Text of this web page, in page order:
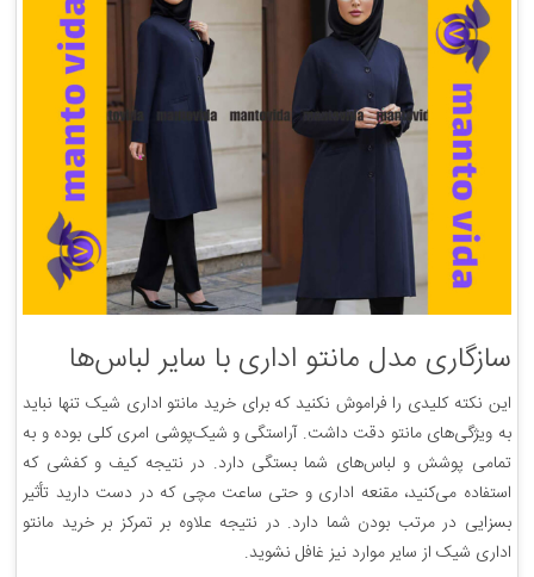
سازگاری مدل مانتو اداری با سایر لباس‌ها
این نکته کلیدی را فراموش نکنید که برای خرید مانتو اداری شیک تنها نباید
به ویژگی‌های مانتو دقت داشت. آراستگی و شیک‌پوشی امری کلی بوده و به
تمامی پوشش و لباس‌های شما بستگی دارد. در نتیجه کیف و کفشی که
استفاده می‌کنید، مقنعه اداری و حتی ساعت مچی که در دست دارید تأثیر
بسزایی در مرتب بودن شما دارد. در نتیجه علاوه بر تمرکز بر خرید مانتو
اداری شیک از سایر موارد نیز غافل نشوید.